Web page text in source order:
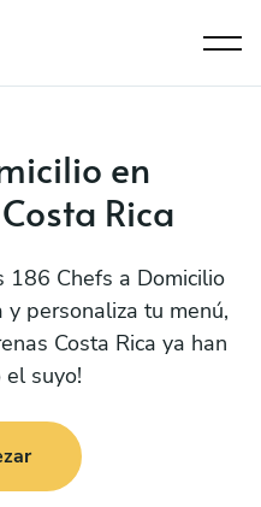
en
Rica
186 Chefs a Domicilio
y personaliza tu menú,
Costa Rica ya han
suyo!